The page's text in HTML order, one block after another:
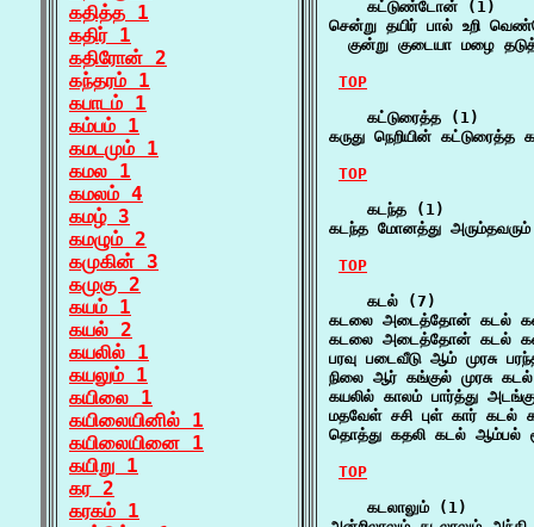
கதித்த 1
கதிர் 1
கதிரோன் 2
கந்தரம் 1
கபாடம் 1
கம்பம் 1
கமடமும் 1
கமல 1
கமலம் 4
கமழ் 3
கமழும் 2
கமுகின் 3
கமுகு 2
கயம் 1
கயல் 2
கயலில் 1
கயலும் 1
கயிலை 1
கயிலையினில் 1
கயிலையினை 1
கயிறு 1
கர 2
கரகம் 1
    கட்டுண்டோன் (1)
சென்று தயிர் பால் உறி
குன்று குடையா மழை
TOP
    கட்டுரைத்த (1)
கருது நெறியின்
TOP
    கடந்த (1)
கடந்த மோனத்து
TOP
    கடல் (7)
கடலை அடைத்தோன் கடல்
கடலை அடைத்தோன் கடல்
பரவு படைவீடு ஆம் முரசு
நிலை ஆர் கங்குல் முரசு
கயலில் காலம் பார்த்து
மதவேள் சசி புள் கார்
தொத்து கதலி கடல் ஆம்பல்
TOP
    கடலாலும் (1)